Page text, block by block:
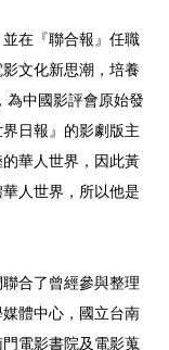
在『聯合報』任職
文化新思潮，培養
為中國影評會原始發
日報』的影劇版主
華人世界，因此黃
人世界，所以他是
合了曾經參與整理
體中心，國立台南
電影書院及電影蒐